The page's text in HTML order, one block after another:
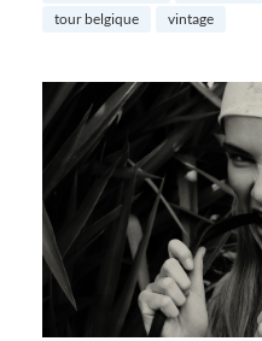
tour belgique
vintage